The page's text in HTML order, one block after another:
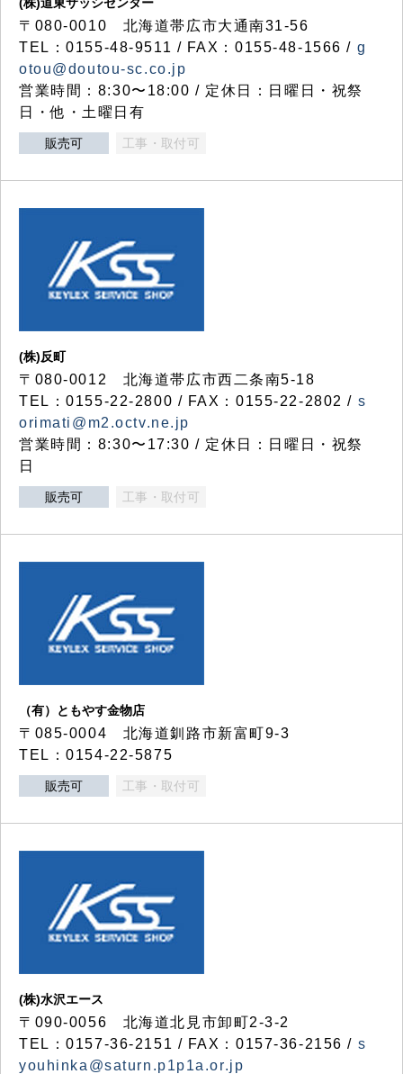
〒080-0010 北海道帯広市大通南31-56
TEL：0155-48-9511 / FAX：0155-48-1566 / g
otou@doutou-sc.co.jp
営業時間：8:30〜18:00 / 定休日：日曜日・祝祭
日・他・土曜日有
販売可 工事・取付可
(株)反町
〒080-0012 北海道帯広市西二条南5-18
TEL：0155-22-2800 / FAX：0155-22-2802 / s
orimati@m2.octv.ne.jp
営業時間：8:30〜17:30 / 定休日：日曜日・祝祭
日
販売可 工事・取付可
（有）ともやす金物店
〒085-0004 北海道釧路市新富町9-3
TEL：0154-22-5875
販売可 工事・取付可
(株)水沢エース
〒090-0056 北海道北見市卸町2-3-2
TEL：0157-36-2151 / FAX：0157-36-2156 / s
youhinka@saturn.p1p1a.or.jp